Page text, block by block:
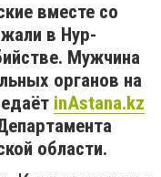
вместе со
в Нур-
Мужчина
органов на
inAstana.kz
области.